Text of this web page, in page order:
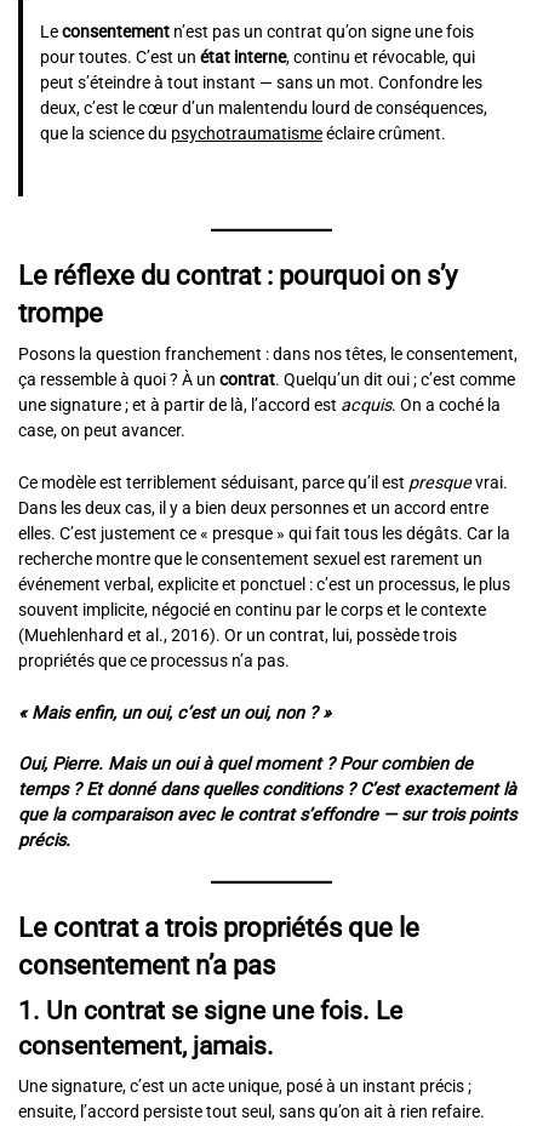
Leconsentementn’est pas un contrat qu’on signe une fois
pour toutes. C’est un état interne, continu et révocable, qui
peut s’éteindre à tout instant — sans un mot. Confondre les
deux, c’est le cœur d’un malentendu lourd de conséquences,
que la science du psychotraumatismeéclaire crûment.
Le réflexe du contrat : pourquoi on s’y
trompe
Posons la question franchement : dans nos têtes, le consentement,
ça ressemble à quoi ? À un contrat. Quelqu’un dit oui ; c’est comme
une signature ; et à partir de là, l’accord est acquis. On a coché la
case, on peut avancer.
Ce modèle est terriblement séduisant, parce qu’il est presquevrai.
Dans les deux cas, il y a bien deux personnes et un accord entre
elles. C’est justement ce « presque » qui fait tous les dégâts. Car la
recherche montre que le consentement sexuel est rarement un
événement verbal, explicite et ponctuel : c’est un processus, le plus
souvent implicite, négocié en continu par le corps et le contexte
(Muehlenhard et al., 2016). Or un contrat, lui, possède trois
propriétés que ce processus n’a pas.
« Mais enfin, un oui, c’est un oui, non ? »
Oui, Pierre. Mais un oui à quel moment ? Pour combien de
temps ? Et donné dans quelles conditions ? C’est exactement là
que la comparaison avec le contrat s’effondre — sur trois points
précis.
Le contrat a trois propriétés que le
consentement n’a pas
1. Un contrat se signe une fois. Le
consentement, jamais.
Une signature, c’est un acte unique, posé à un instant précis ;
ensuite, l’accord persiste tout seul, sans qu’on ait à rien refaire.